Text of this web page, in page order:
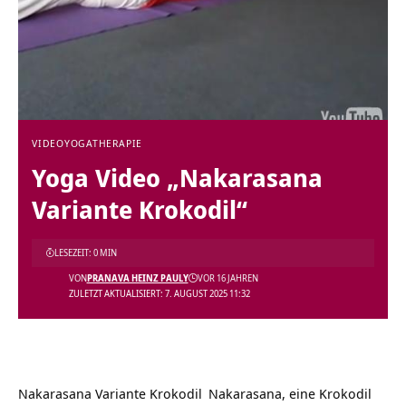
VIDEOYOGATHERAPIE
Yoga Video „Nakarasana
Variante Krokodil“
ZULETZT AKTUALISIERT: 7. AUGUST 2025 11:32
VONPRANAVA HEINZ PAULY VOR 16 JAHREN
LESEZEIT: 0 MIN
Nakarasana Variante Krokodil Nakarasana, eine Krokodil